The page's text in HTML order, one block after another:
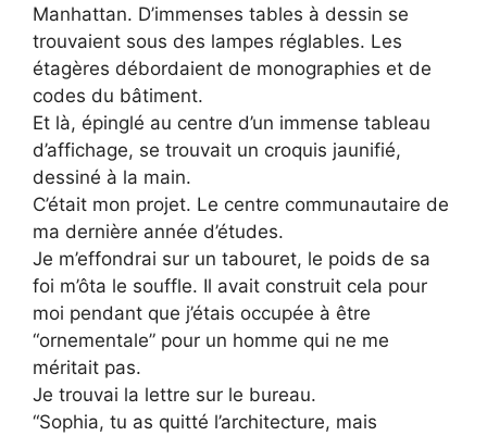
Manhattan. D’immenses tables à dessin se
trouvaient sous des lampes réglables. Les
étagères débordaient de monographies et de
codes du bâtiment.
Et là, épinglé au centre d’un immense tableau
d’affichage, se trouvait un croquis jaunifié,
dessiné à la main.
C’était mon projet. Le centre communautaire de
ma dernière année d’études.
Je m’effondrai sur un tabouret, le poids de sa
foi m’ôta le souffle. Il avait construit cela pour
moi pendant que j’étais occupée à être
“ornementale” pour un homme qui ne me
méritait pas.
Je trouvai la lettre sur le bureau.
“Sophia, tu as quitté l’architecture, mais